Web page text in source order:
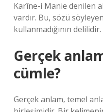
Karîne-i Manie denilen
vardır. Bu, sözü
kullanmadığının delilidir.
Gerçek
cümle?
Gerçek anlam, temel